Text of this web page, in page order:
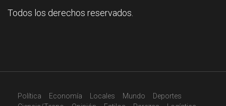
Todos los derechos reservados.
Política Economía Locales Mundo
Deportes